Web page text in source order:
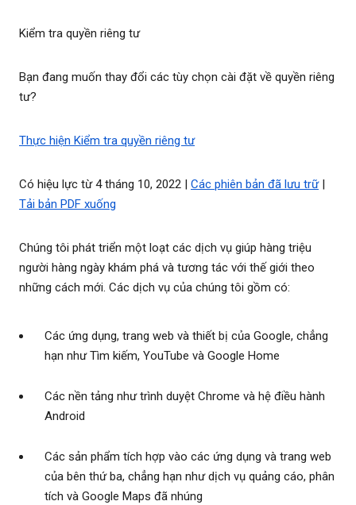
Kiểm tra quyền riêng tư
Bạn đang muốn thay đổi các tùy chọn cài đặt về quyền riêng
tư?
Thực hiện Kiểm tra quyền riêng tư
Có hiệu lực từ 4 tháng 10, 2022 | Các phiên bản đã lưu trữ|
Tải bản PDF xuống
Chúng tôi phát triển một loạt các dịch vụ giúp hàng triệu
người hàng ngày khám phá và tương tác với thế giới theo
những cách mới. Các dịch vụ của chúng tôi gồm có:
Các ứng dụng, trang web và thiết bị của Google, chẳng
hạn như Tìm kiếm, YouTube và Google Home
Các nền tảng như trình duyệt Chrome và hệ điều hành
Android
Các sản phẩm tích hợp vào các ứng dụng và trang web
của bên thứ ba, chẳng hạn như dịch vụ quảng cáo, phân
tích và Google Maps đã nhúng